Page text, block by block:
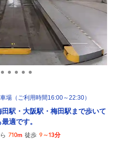
場（ご利用時間16:00～22:30）
田駅・大阪駅・梅田駅まで歩いて
適です。
710m 徒歩 9～13分